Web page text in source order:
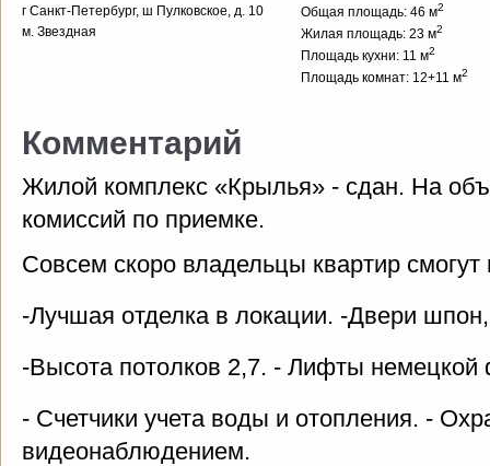
г Санкт-Петербург, ш Пулковское, д. 10
м. Звездная
Общая площадь: 46 м2
Жилая площадь: 23 м2
Площадь кухни: 11 м2
Площадь комнат: 12+11 м2
Комментарий
Жилой комплекс «Крылья» - сдан. На
комиссий по приемке.
Совсем скоро владельцы квартир смогут
-Лучшая отделка в локации. -Двери
-Высота потолков 2,7. - Лифты
- Счетчики учета воды и отопления. -
видеонаблюдением.